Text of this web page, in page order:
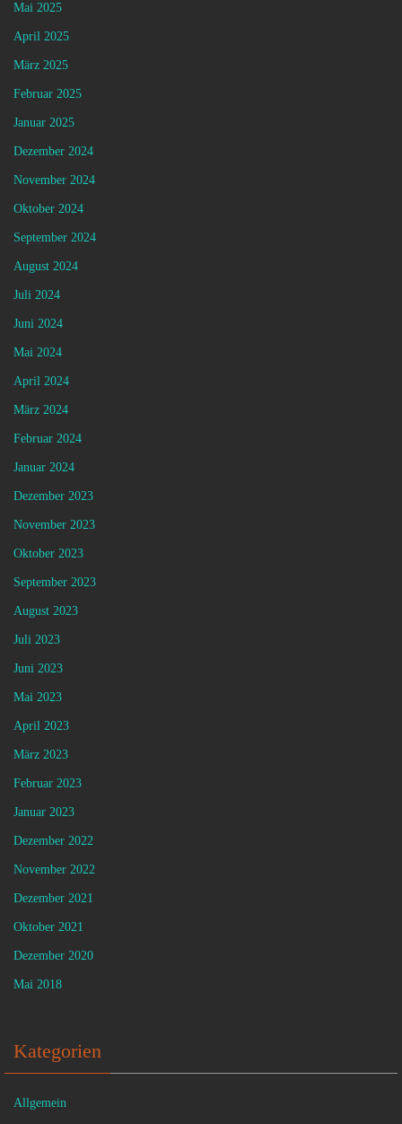
Mai 2025
April 2025
März 2025
Februar 2025
Januar 2025
Dezember 2024
November 2024
Oktober 2024
September 2024
August 2024
Juli 2024
Juni 2024
Mai 2024
April 2024
März 2024
Februar 2024
Januar 2024
Dezember 2023
November 2023
Oktober 2023
September 2023
August 2023
Juli 2023
Juni 2023
Mai 2023
April 2023
März 2023
Februar 2023
Januar 2023
Dezember 2022
November 2022
Dezember 2021
Oktober 2021
Dezember 2020
Mai 2018
Kategorien
Allgemein